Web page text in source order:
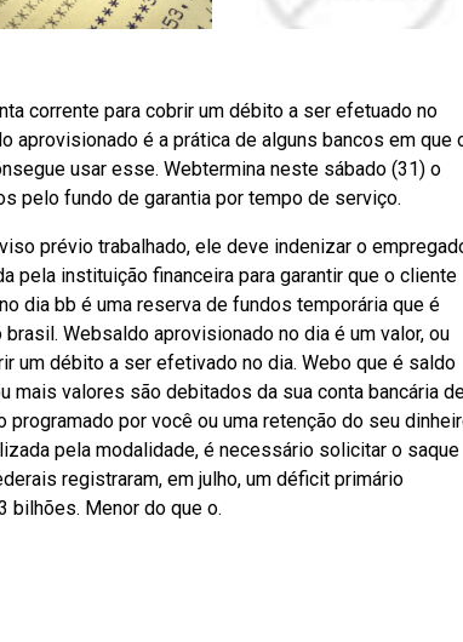
corrente para cobrir um débito a ser efetuado no
aprovisionado é a prática de alguns bancos em que
usar esse. Webtermina neste sábado (31) o
pelo fundo de garantia por tempo de serviço.
prévio trabalhado, ele deve indenizar o
pela instituição financeira para garantir que o cliente
dia bb é uma reserva de fundos temporária que é
Websaldo aprovisionado no dia é um valor, ou
um débito a ser efetivado no dia. Webo que é saldo
mais valores são debitados da sua conta bancária
por você ou uma retenção do seu
pela modalidade, é necessário solicitar o saque
registraram, em julho, um déficit primário
bilhões. Menor do que o.